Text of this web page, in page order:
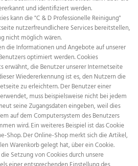
und identifiziert werden.
kann die "C & D Professionelle Reinigung"
nutzerfreundlichere Services bereitstellen,
nicht möglich wären.
die Informationen und Angebote auf unserer
optimiert werden. Cookies
erwähnt, die Benutzer unserer Internetseite
Wiedererkennung ist es, den Nutzern die
zu erleichtern. Der Benutzer einer
muss beispielsweise nicht bei jedem
seine Zugangsdaten eingeben, weil dies
auf dem Computersystem des Benutzers
wird. Ein weiteres Beispiel ist das Cookie
Shop. Der Online-Shop merkt sich die Artikel,
Warenkorb gelegt hat, über ein Cookie.
Setzung von Cookies durch unsere